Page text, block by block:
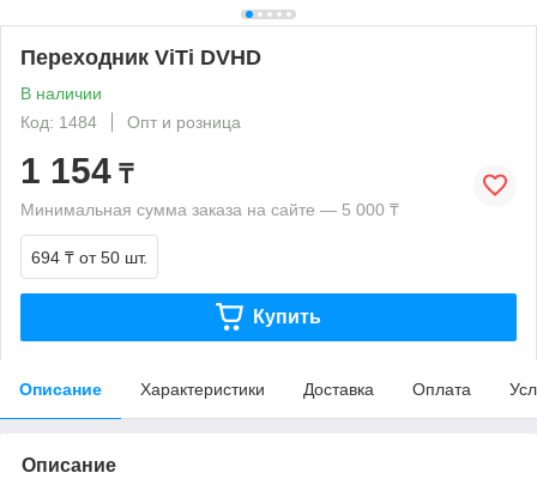
Переходник ViTi DVHD
В наличии
Код: 1484
Опт и розница
1 154 ₸
Минимальная сумма заказа на сайте — 5 000 ₸
694 ₸ от 50 шт.
Купить
Описание Характеристики Доставка Оплата
Описание